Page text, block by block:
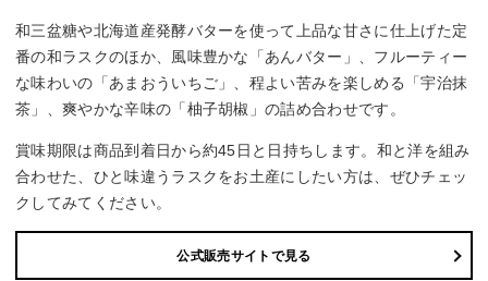
和三盆糖や北海道産発酵バターを使って上品な甘さに仕上げた定
番の和ラスクのほか、風味豊かな「あんバター」、フルーティー
な味わいの「あまおういちご」、程よい苦みを楽しめる「宇治抹
茶」、爽やかな辛味の「柚子胡椒」の詰め合わせです。
賞味期限は商品到着日から約45日と日持ちします。和と洋を組み
合わせた、ひと味違うラスクをお土産にしたい方は、ぜひチェッ
クしてみてください。
公式販売サイトで見る